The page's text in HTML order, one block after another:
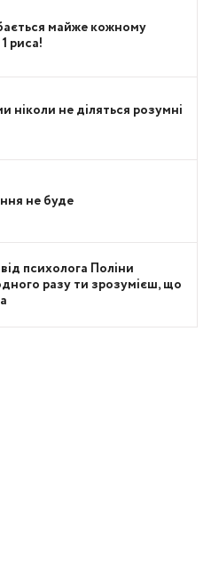
майже кожному
риса!
ніколи не діляться розумні
не буде
психолога Поліни
разу ти зрозумієш, що